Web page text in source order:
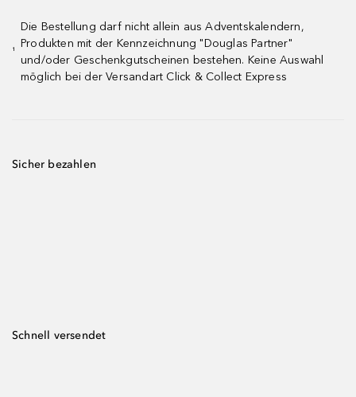
¹
Die Bestellung darf nicht allein aus Adventskalendern,
Produkten mit der Kennzeichnung "Douglas Partner"
und/oder Geschenkgutscheinen bestehen. Keine Auswahl
möglich bei der Versandart Click & Collect Express
Sicher bezahlen
Schnell versendet